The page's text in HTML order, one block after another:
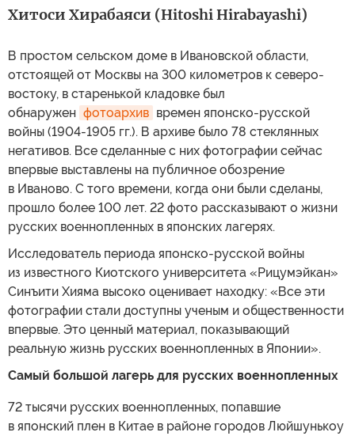
Хитоси Хирабаяси (Hitoshi Hirabayashi)
В простом сельском доме в Ивановской области,
отстоящей от Москвы на 300 километров к северо-
востоку, в старенькой кладовке был
обнаружен фотоархив времен японско-русской
войны (1904-1905 гг.). В архиве было 78 стеклянных
негативов. Все сделанные с них фотографии сейчас
впервые выставлены на публичное обозрение
в Иваново. С того времени, когда они были сделаны,
прошло более 100 лет. 22 фото рассказывают о жизни
русских военнопленных в японских лагерях.
Исследователь периода японско-русской войны
из известного Киотского университета «Рицумэйкан»
Синъити Хияма высоко оценивает находку: «Все эти
фотографии стали доступны ученым и общественности
впервые. Это ценный материал, показывающий
реальную жизнь русских военнопленных в Японии».
Самый большой лагерь для русских военнопленных
72 тысячи русских военнопленных, попавшие
в японский плен в Китае в районе городов Люйшунькоу